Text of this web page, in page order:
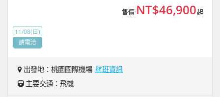
售價 NT$46,900起
11/08(日)
請電洽
出發地：桃園國際機場 航班資訊
主要交通：飛機